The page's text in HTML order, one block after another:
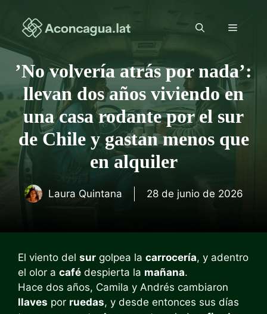
contenido
Menú
ʼNo volvería atrás por nadaʼ:
llevan dos años viviendo en
una casa rodante por el sur
de Chile y gastan menos que
en alquiler
Laura Quintana 28 de junio de 2026
El viento del sur golpea la carrocería, y adentro
el olor a café despierta la mañana.
Hace dos años, Camila y Andrés cambiaron
llaves por ruedas, y desde entonces sus días